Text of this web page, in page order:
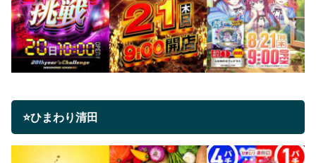
⭐ひまわり清田